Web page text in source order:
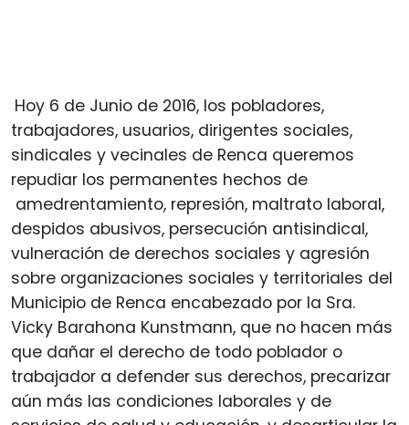
Hoy 6 de Junio de 2016, los pobladores,
trabajadores, usuarios, dirigentes sociales,
sindicales y vecinales de Renca queremos
repudiar los permanentes hechos de
amedrentamiento, represión, maltrato laboral,
despidos abusivos, persecución antisindical,
vulneración de derechos sociales y agresión
sobre organizaciones sociales y territoriales del
Municipio de Renca encabezado por la Sra.
Vicky Barahona Kunstmann, que no hacen más
que dañar el derecho de todo poblador o
trabajador a defender sus derechos, precarizar
aún más las condiciones laborales y de